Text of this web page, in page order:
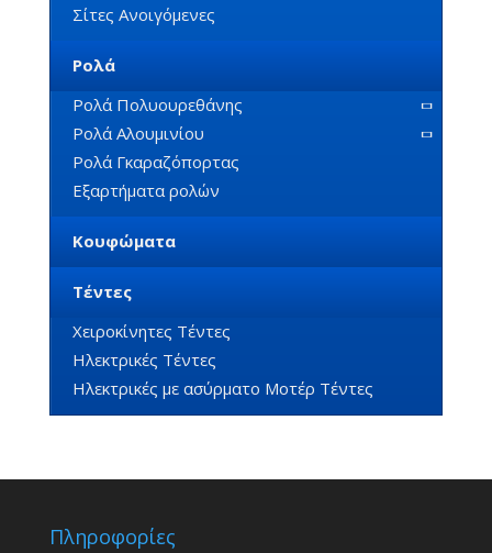
Σίτες Ανοιγόμενες
Ρολά
Ρολά Πολυουρεθάνης
Ρολά Αλουμινίου
Ρολά Γκαραζόπορτας
Εξαρτήματα ρολών
Κουφώματα
Τέντες
Χειροκίνητες Τέντες
Ηλεκτρικές Τέντες
Ηλεκτρικές με ασύρματο Μοτέρ Τέντες
Πληροφορίες